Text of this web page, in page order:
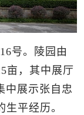
号。陵园由
亩，其中展厅
中展示张自忠
平经历。